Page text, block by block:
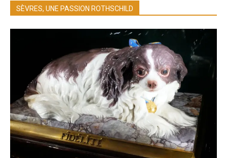
SÈVRES, UNE PASSION ROTHSCHILD